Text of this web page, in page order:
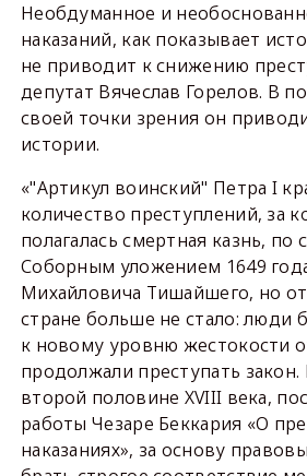
Необдуманное и
наказаний, как показывает
не приводит к снижению
депутат Вячеслав Горелов. В
своей точки зрения он
истории.
«"Артикул воинский" Петра I
количество преступлений, за
полагалась смертная казнь, по
Соборным уложением 1649
Михайловича Тишайшего, но
стране больше не стало: люди
к новому уровню жестокости
продолжали преступать
второй половине XVIII века,
работы Чезаре Беккария «О
наказаниях», за основу